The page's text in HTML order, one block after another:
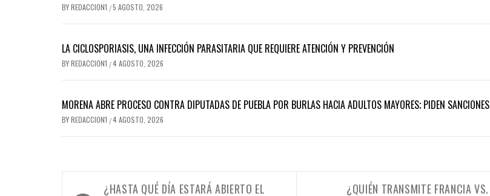
BYREDACCION1 /5 AGOSTO, 2026
LA CICLOSPORIASIS, UNA INFECCIÓN PARASITARIA QUE REQUIERE ATENCIÓN Y PREVENCIÓN
BYREDACCION1 /4 AGOSTO, 2026
MORENA ABRE PROCESO CONTRA DIPUTADAS DE PUEBLA POR BURLAS HACIA ADULTOS MAYORES; PIDEN SANCIONES
BYREDACCION1 /4 AGOSTO, 2026
Navegación
¿HASTA QUÉ DÍA ESTARÁ ABIERTO EL
¿QUIÉN TRANSMITE FRANCIA VS.